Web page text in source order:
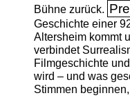
Bühne zurück.
Geschichte einer
Altersheim kommt
verbindet
Filmgeschichte
wird – und was
Stimmen